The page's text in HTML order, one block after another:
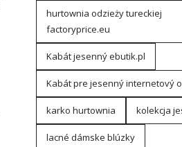
hurtownia odzieży tureckiej
factoryprice.eu
Kabát jesenný ebutik.pl
Kabát pre jesenný internetový
karko hurtownia kolekcja
lacné dámske blúzky